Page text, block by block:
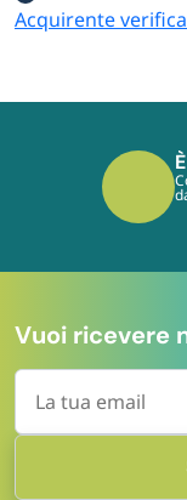
Acquirente
Vuoi ricevere